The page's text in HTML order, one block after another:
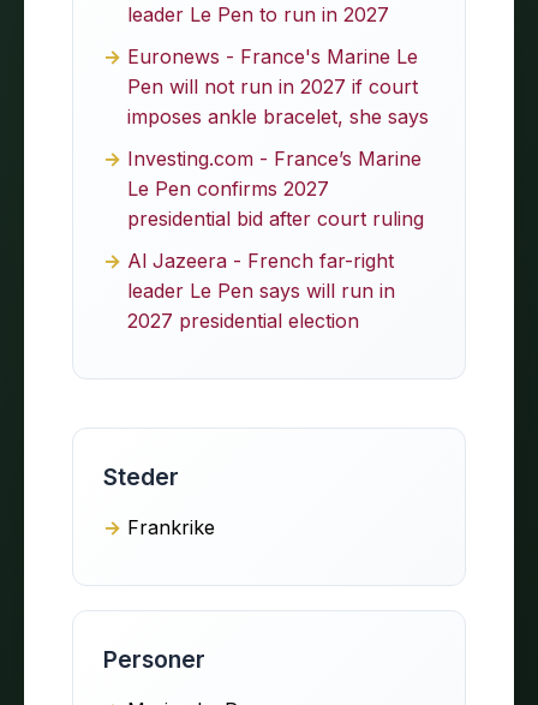
leader Le Pen to run in 2027
Euronews - France's Marine Le
Pen will not run in 2027 if court
imposes ankle bracelet, she says
Investing.com - France’s Marine
Le Pen confirms 2027
presidential bid after court ruling
Al Jazeera - French far-right
leader Le Pen says will run in
2027 presidential election
Steder
Frankrike
Personer